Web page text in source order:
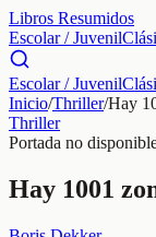
Libros Resumidos
Escolar / Juvenil
Escolar / Juvenil
Inicio/Thriller/Hay
Thriller
Portada no
Hay 1001